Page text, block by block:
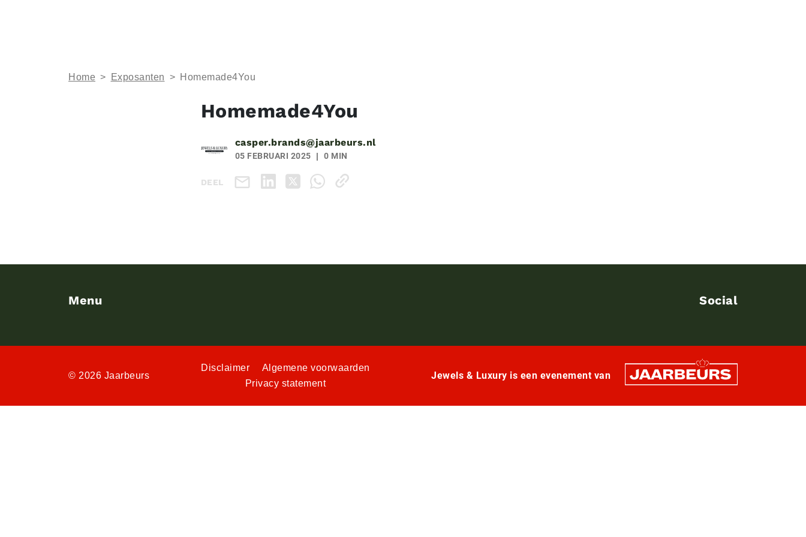
Home > Exposanten > Homemade4You
Homemade4You
casper.brands@jaarbeurs.nl
05 FEBRUARI 2025 0 MIN
DEEL
Menu Social
© 2026 Jaarbeurs
Disclaimer
Algemene voorwaarden
Privacy statement
Jewels & Luxury is een evenement van